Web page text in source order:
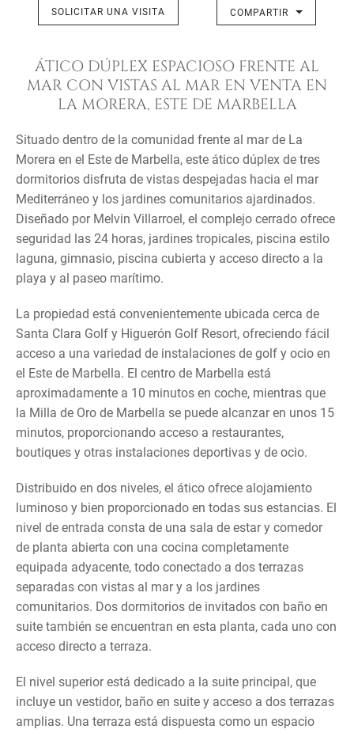
SOLICITAR UNA VISITA COMPARTIR
ÁTICO DÚPLEX ESPACIOSO FRENTE AL
MAR CON VISTAS AL MAR EN VENTA EN
LA MORERA, ESTE DE MARBELLA
Situado dentro de la comunidad frente al mar de La
Morera en el Este de Marbella, este ático dúplex de tres
dormitorios disfruta de vistas despejadas hacia el mar
Mediterráneo y los jardines comunitarios ajardinados.
Diseñado por Melvin Villarroel, el complejo cerrado ofrece
seguridad las 24 horas, jardines tropicales, piscina estilo
laguna, gimnasio, piscina cubierta y acceso directo a la
playa y al paseo marítimo.
La propiedad está convenientemente ubicada cerca de
Santa Clara Golf y Higuerón Golf Resort, ofreciendo fácil
acceso a una variedad de instalaciones de golf y ocio en
el Este de Marbella. El centro de Marbella está
aproximadamente a 10 minutos en coche, mientras que
la Milla de Oro de Marbella se puede alcanzar en unos 15
minutos, proporcionando acceso a restaurantes,
boutiques y otras instalaciones deportivas y de ocio.
Distribuido en dos niveles, el ático ofrece alojamiento
luminoso y bien proporcionado en todas sus estancias. El
nivel de entrada consta de una sala de estar y comedor
de planta abierta con una cocina completamente
equipada adyacente, todo conectado a dos terrazas
separadas con vistas al mar y a los jardines
comunitarios. Dos dormitorios de invitados con baño en
suite también se encuentran en esta planta, cada uno con
acceso directo a terraza.
El nivel superior está dedicado a la suite principal, que
incluye un vestidor, baño en suite y acceso a dos terrazas
amplias. Una terraza está dispuesta como un espacio